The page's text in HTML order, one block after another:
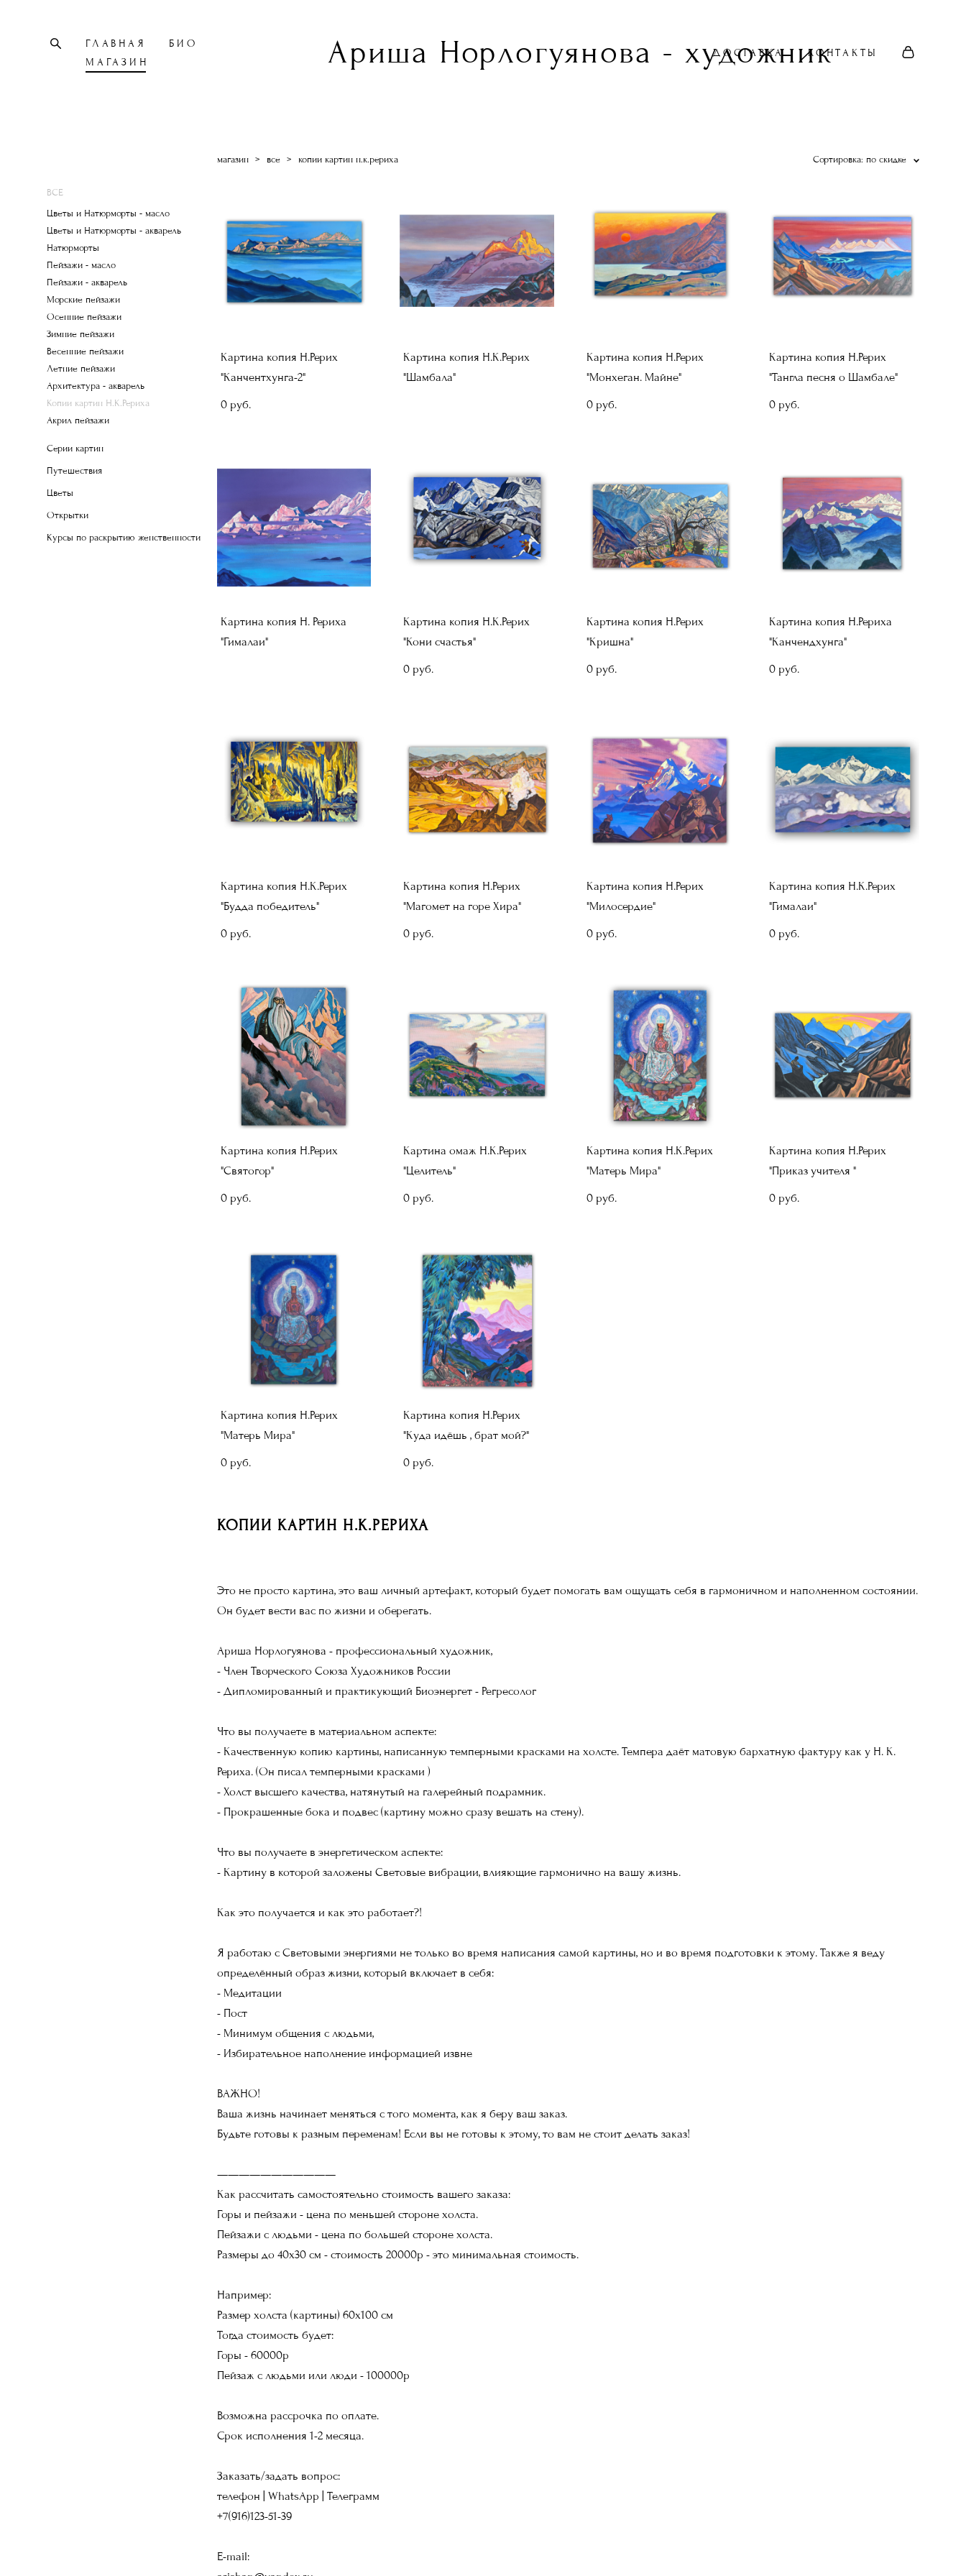
ГЛАВНАЯ
БИО
МАГАЗИН
Ариша Норлогуянова - художник
ДОСТАВКА КОНТАКТЫ
ВСЕ
Цветы и Натюрморты - масло
Цветы и Натюрморты - акварель
Натюрморты
Пейзажи - масло
Пейзажи - акварель
Морские пейзажи
Осенние пейзажи
Зимние пейзажи
Весенние пейзажи
Летние пейзажи
Архитектура - акварель
Копии картин Н.К.Рериха
Акрил пейзажи
Серии картин
Путешествия
Цветы
Открытки
Курсы по раскрытию женственности
магазин > все > копии картин н.к.рериха Сортировка: по скидке
Картина копия Н.Рерих
"Канчентхунга-2"
0 pуб.
Картина копия Н.К.Рерих
"Шамбала"
Картина копия Н.Рерих
"Монхеган. Майне"
0 pуб.
Картина копия Н.Рерих
"Тангла песня о Шамбале"
0 pуб.
Картина копия Н. Рериха
"Гималаи"
Картина копия Н.К.Рерих
"Кони счастья"
0 pуб.
Картина копия Н.Рерих
"Кришна"
0 pуб.
Картина копия Н.Рериха
"Канчендхунга"
0 pуб.
Картина копия Н.К.Рерих
"Будда победитель"
0 pуб.
Картина копия Н.Рерих
"Магомет на горе Хира"
0 pуб.
Картина копия Н.Рерих
"Милосердие"
0 pуб.
Картина копия Н.К.Рерих
"Гималаи"
0 pуб.
Картина копия Н.Рерих
"Святогор"
0 pуб.
Картина омаж Н.К.Рерих
"Целитель"
0 pуб.
Картина копия Н.К.Рерих
"Матерь Мира"
0 pуб.
Картина копия Н.Рерих
"Приказ учителя "
0 pуб.
Картина копия Н.Рерих
"Матерь Мира"
0 pуб.
Картина копия Н.Рерих
"Куда идёшь , брат мой?"
0 pуб.
КОПИИ КАРТИН Н.К.РЕРИХА
Это не просто картина, это ваш личный артефакт, который будет помогать вам ощущать себя в гармоничном и наполненном состоянии.
Он будет вести вас по жизни и оберегать.
Ариша Норлогуянова - профессиональный художник,
- Член Творческого Союза Художников России
- Дипломированный и практикующий Биоэнергет - Регресолог
Что вы получаете в материальном аспекте:
- Качественную копию картины, написанную темперными красками на холсте. Темпера даёт матовую бархатную фактуру как у Н. К.
Рериха. (Он писал темперными красками )
- Холст высшего качества, натянутый на галерейный подрамник.
- Прокрашенные бока и подвес (картину можно сразу вешать на стену).
Что вы получаете в энергетическом аспекте:
- Картину в которой заложены Световые вибрации, влияющие гармонично на вашу жизнь.
Как это получается и как это работает?!
Я работаю с Световыми энергиями не только во время написания самой картины, но и во время подготовки к этому. Также я веду
определённый образ жизни, который включает в себя:
- Медитации
- Пост
- Минимум общения с людьми,
- Избирательное наполнение информацией извне
ВАЖНО!
Ваша жизнь начинает меняться с того момента, как я беру ваш заказ.
Будьте готовы к разным переменам! Если вы не готовы к этому, то вам не стоит делать заказ!
———————————
Как рассчитать самостоятельно стоимость вашего заказа:
Горы и пейзажи - цена по меньшей стороне холста.
Пейзажи с людьми - цена по большей стороне холста.
​Размеры до 40х30 см - стоимость 20000р - это минимальная стоимость.
Например:
Размер холста (картины) 60х100 см
Тогда стоимость будет:
Горы - 60000р
Пейзаж с людьми или люди - 100000р
Возможна рассрочка по оплате.
Срок исполнения 1-2 месяца.
Заказать/задать вопрос:
телефон | WhatsApp | Телеграмм
+7(916)123-51-39
E-mail: